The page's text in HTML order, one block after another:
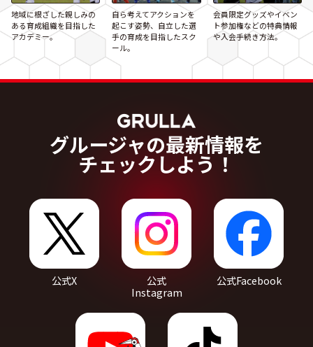
地域に根ざした親しみの
ある育成組織を目指した
アカデミー。
自ら考えてアクションを
起こす姿勢、自立した選
手の育成を目指したスク
ール。
会員限定グッズやイベン
ト参加権などの特典情報
や入会手続き方法。
グルージャの最新情報を
チェックしよう！
公式X
公式
Instagram
公式Facebook